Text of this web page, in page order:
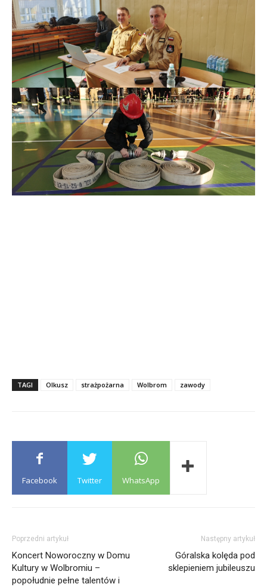
TAGI Olkusz strażpożarna Wolbrom zawody
Facebook Twitter WhatsApp
Poprzedni artykuł
Koncert Noworoczny w Domu
Kultury w Wolbromiu –
popołudnie pełne talentów i
Następny artykuł
Góralska kolęda pod
sklepieniem jubileuszu